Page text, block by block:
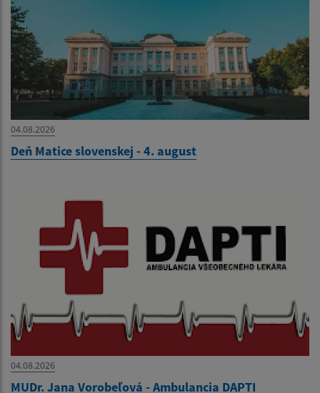
04.08.2026
Deň Matice slovenskej - 4. august
04.08.2026
MUDr. Jana Vorobeľová - Ambulancia DAPTI